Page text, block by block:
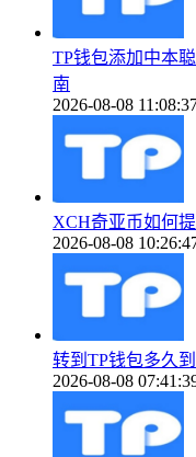
TP钱包添加中本
南
2026-08-08
XCH奇亚币如何
2026-08-08
转到TP钱包多久
2026-08-08